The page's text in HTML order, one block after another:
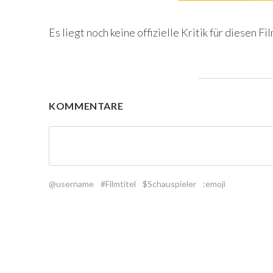
Es liegt noch keine offizielle Kritik für diesen
KOMMENTARE
@username #Filmtitel $Schauspieler :emoji